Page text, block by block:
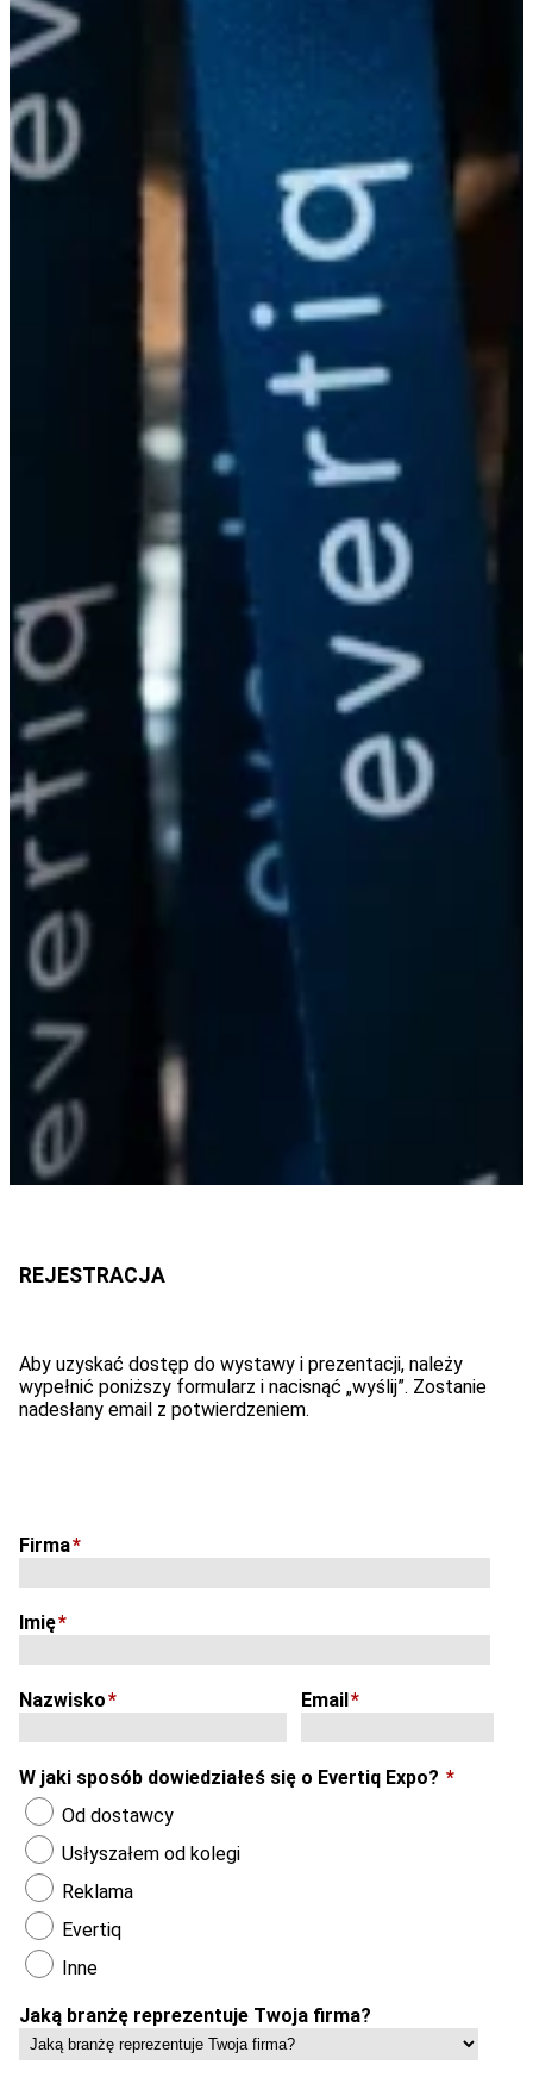
Aby uzyskać dostęp do wystawy i prezentacji, należy
wypełnić poniższy formularz i nacisnąć „wyślij”. Zostanie
nadesłany email z potwierdzeniem.
Firma*
Imię*
Nazwisko* Email *
W jaki sposób dowiedziałeś się o Evertiq Expo? *
Od dostawcy
Usłyszałem od kolegi
Reklama
Evertiq
Inne
Jaką branżę reprezentuje Twoja firma?